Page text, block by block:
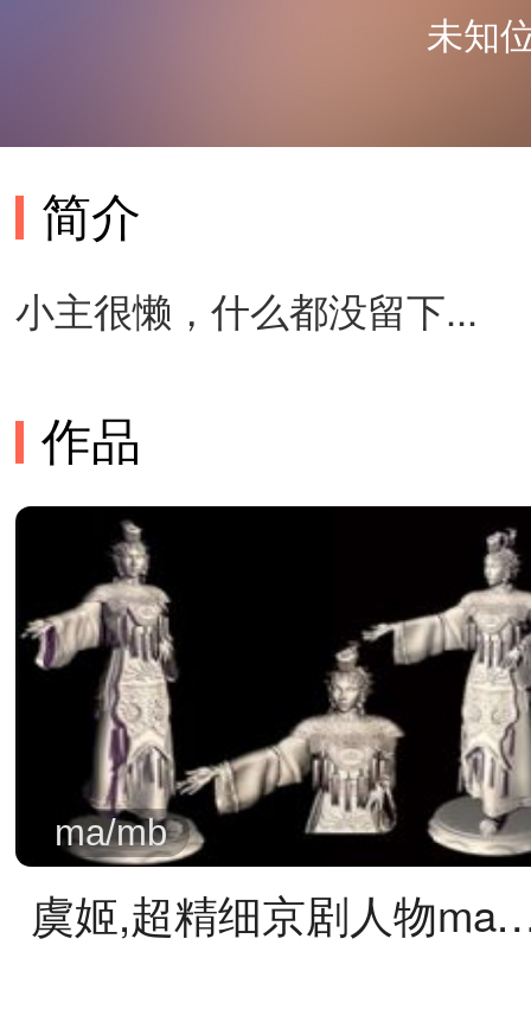
未知
简介
小主很懒，什么都没留下...
作品
虞姬,超精细京剧
ma/mb